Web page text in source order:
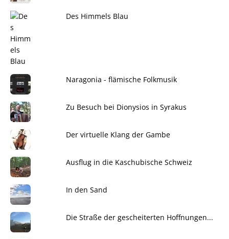
Des Himmels Blau
Naragonia - flämische Folkmusik
Zu Besuch bei Dionysios in Syrakus
Der virtuelle Klang der Gambe
Ausflug in die Kaschubische Schweiz
In den Sand
Die Straße der gescheiterten Hoffnungen...